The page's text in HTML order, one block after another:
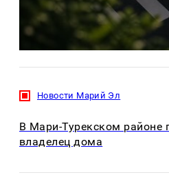
Новости Марий Эл
В Мари-Турекском районе
владелец дома